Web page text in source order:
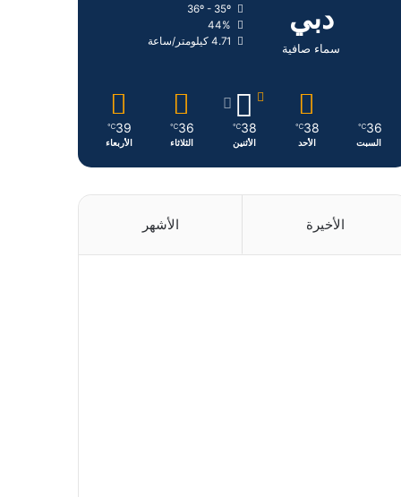
ن
م
دبي
سماء صافية
44%
4.71 كيلومتر/ساعة
36
℃
السبت
38
℃
الأحد
38
℃
الأثنين
36
℃
الثلاثاء
39
℃
الأربعاء
الأخيرة الأشهر